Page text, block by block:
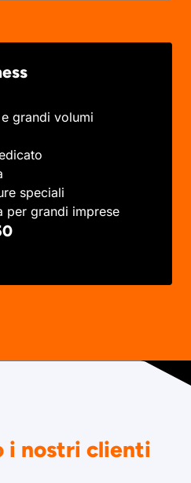
grandi volumi
speciali
per grandi imprese
i nostri clienti